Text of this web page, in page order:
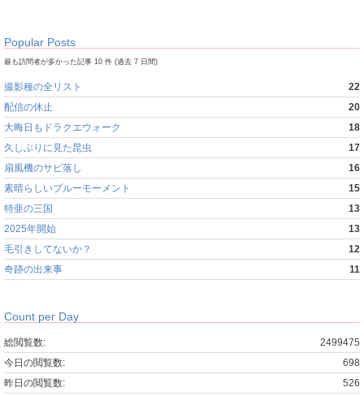
Popular Posts
最も訪問者が多かった記事 10 件 (過去 7 日間)
撮影種の全リスト
22
配信の休止
20
大晦日もドラクエウォーク
18
久しぶりに見た昆虫
17
扇風機のサビ落し
16
素晴らしいブルーモーメント
15
特亜の三国
13
2025年開始
13
毛引きしてないか？
12
奇跡の出来事
11
Count per Day
2499475
総閲覧数:
698
今日の閲覧数:
526
昨日の閲覧数: